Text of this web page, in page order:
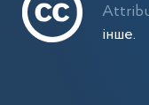
інше.